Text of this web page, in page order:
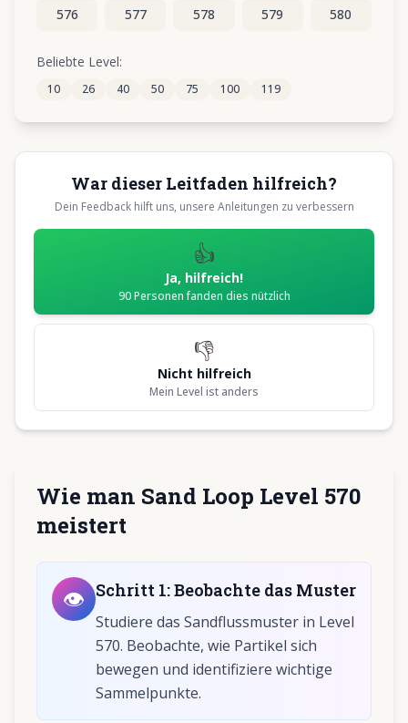
576 577 578 579 580
581
586 587 588 589
Beliebte Level:
10 26 40 50 75 100 119
War dieser Leitfaden hilfreich?
Dein Feedback hilft uns, unsere Anleitungen zu verbessern
👍
Ja, hilfreich!
90 Personen fanden dies nützlich
👎
Nicht hilfreich
Mein Level ist anders
Wie man Sand Loop Level 570
meistert
👁️ Schritt 1:Beobachte das Muster
Studiere das Sandflussmuster in Level
570. Beobachte, wie Partikel sich
bewegen und identifiziere wichtige
Sammelpunkte.